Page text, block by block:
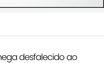
desfalecido ao